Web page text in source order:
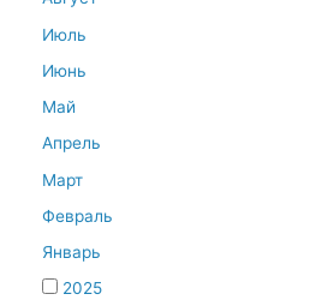
Июль
Июнь
Май
Апрель
Март
Февраль
Январь
2025